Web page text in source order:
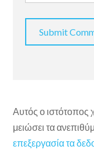
Αυτός ο ιστότοπος
μειώσει τα
επεξεργασία τα